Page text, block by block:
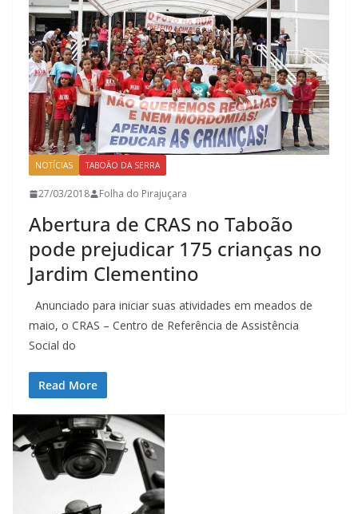
NOTÍCIAS TABOÃO DA SERRA
27/03/2018 Folha do Pirajuçara
Abertura de CRAS no Taboão
pode prejudicar 175 crianças no
Jardim Clementino
Anunciado para iniciar suas atividades em meados de
maio, o CRAS – Centro de Referência de Assistência
Social do
Read More